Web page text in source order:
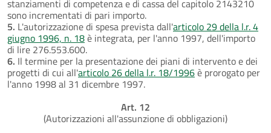
stanziamenti di competenza e di cassa del capitolo 2143210
sono incrementati di pari importo.
5. L'autorizzazione di spesa prevista dall'articolo 29 della l.r. 4
giugno 1996, n. 18è integrata, per l'anno 1997, dell'importo
di lire 276.553.600.
6. Il termine per la presentazione dei piani di intervento e dei
progetti di cui all'articolo 26 della l.r. 18/1996è prorogato per
l'anno 1998 al 31 dicembre 1997.
Art. 12
(Autorizzazioni all'assunzione di obbligazioni)